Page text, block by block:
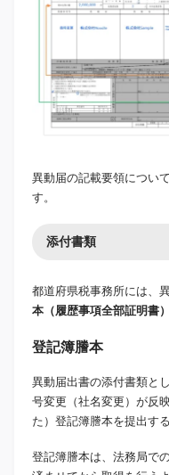
異動届の記載要領につい
す。
添付書類
都道府県税事務所には、
本（履歴事項全部証明書）
登記簿謄本
異動届出書の添付書類と
号変更（社名変更）が反
た）登記簿謄本を提出す
登記簿謄本は、法務局で